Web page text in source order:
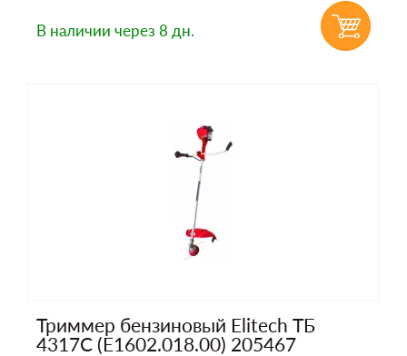
В наличии через 8 дн.
Триммер бензиновый Elitech ТБ
4317С (E1602.018.00) 205467